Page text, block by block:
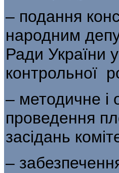
– подання
народним
Ради України
контрольної
– методичне і
проведення
засідань
–